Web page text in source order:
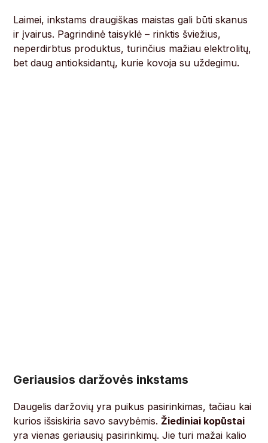
Laimei, inkstams draugiškas maistas gali būti skanus
ir įvairus. Pagrindinė taisyklė – rinktis šviežius,
neperdirbtus produktus, turinčius mažiau elektrolitų,
bet daug antioksidantų, kurie kovoja su uždegimu.
Geriausios daržovės inkstams
Daugelis daržovių yra puikus pasirinkimas, tačiau kai
kurios išsiskiria savo savybėmis.Žiediniai kopūstai
yra vienas geriausių pasirinkimų. Jie turi mažai kalio